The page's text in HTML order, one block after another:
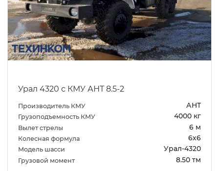
Урал 4320 с КМУ АНТ 8.5-2
Производитель КМУ АНТ
Грузоподъемность КМУ 4000 кг
Вылет стрелы 6 м
Колесная формула 6х6
Модель шасси Урал-4320
Грузовой момент 8.50 тм